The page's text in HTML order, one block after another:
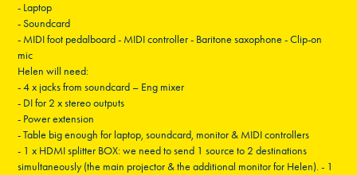
- Laptop
- Soundcard
- MIDI foot pedalboard - MIDI controller - Baritone saxophone - Clip-on
mic
Helen will need:
- 4 x jacks from soundcard – Eng mixer
- DI for 2 x stereo outputs
- Power extension
- Table big enough for laptop, soundcard, monitor & MIDI controllers
- 1 x HDMI splitter BOX: we need to send 1 source to 2 destinations
simultaneously (the main projector & the additional monitor for Helen). - 1